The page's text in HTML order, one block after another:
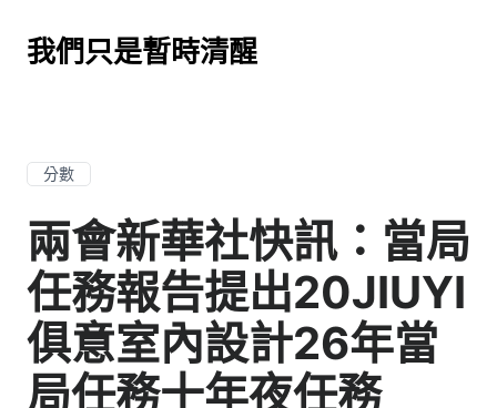
我們只是暫時清醒
分數
兩會新華社快訊：當局
任務報告提出20JIUYI
俱意室內設計26年當
局任務十年夜任務